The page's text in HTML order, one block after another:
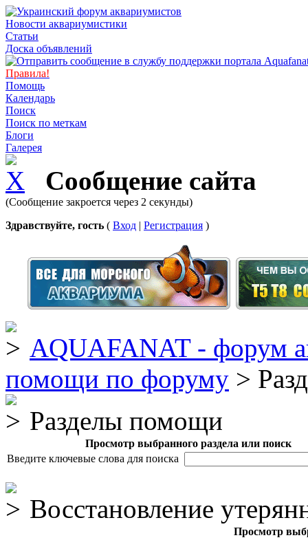
Новости аквариумистики
Статьи
Доска объявлений
Правила!
Помощь
Календарь
Поиск
Поиск по меткам
Блоги
Галерея
Сообщение сайта
(Сообщение закроется через 2 секунды)
Здравствуйте, гость ( Вход | Регистрация )
AQUAFANAT - форум
помощи по форуму >
Разделы помощи
Просмотр выбранного раздела или поиск
Введите ключевые слова для поиска
Восстановление
Просмотр